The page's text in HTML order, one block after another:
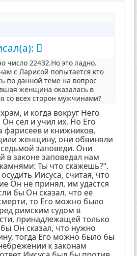
число 22432.Но это ладно.
с Ларисой попытается кто
по данной теме на вопрос
женщина оказалась в
со всех сторон мужчинами?
и когда вокруг Него
сел и учил их. Но Его
фарисеев и книжников,
женщину, они обвиняли
заповеди. Они
в законе заповедал нам
Ты что скажешь?".
Иисуса, считая, что
Он не принял, им удастся
бы Он сказал, что ее
то Его можно было
римским судом в
принадлежащей только
Он сказал, что нужно
тогда Его можно было бы
к законам